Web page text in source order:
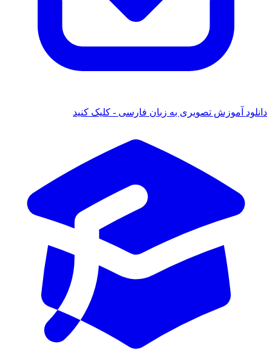
آموزش تصویری به زبان فارسی - کلیک کنید